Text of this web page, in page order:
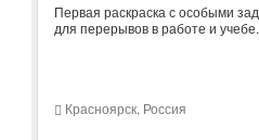
Первая раскраска с особыми
для перерывов в работе и учебе.
Красноярск, Россия